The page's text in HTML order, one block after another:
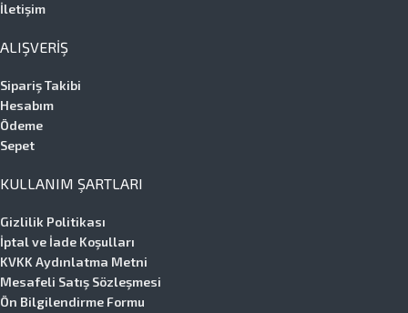
İletişim
ALIŞVERIŞ
Sipariş Takibi
Hesabım
Ödeme
Sepet
KULLANIM ŞARTLARI
Gizlilik Politikası
İptal ve İade Koşulları
KVKK Aydınlatma Metni
Mesafeli Satış Sözleşmesi
Ön Bilgilendirme Formu